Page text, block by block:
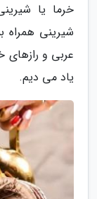
خرما یا
شیرینی همراه
عربی و رازهای
یاد می دیم.